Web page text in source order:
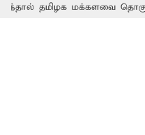
தமிழக மக்களவை